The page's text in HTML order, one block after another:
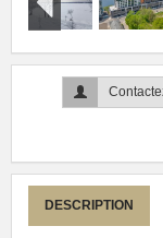
DESCRIPTION